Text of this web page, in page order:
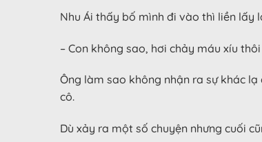
Nhu Ái thấy bố mình đi vào thì liền lấy
– Con không sao, hơi chảy máu xíu
Ông làm sao không nhận ra sự khác
cô.
Dù xảy ra một số chuyện nhưng cuối